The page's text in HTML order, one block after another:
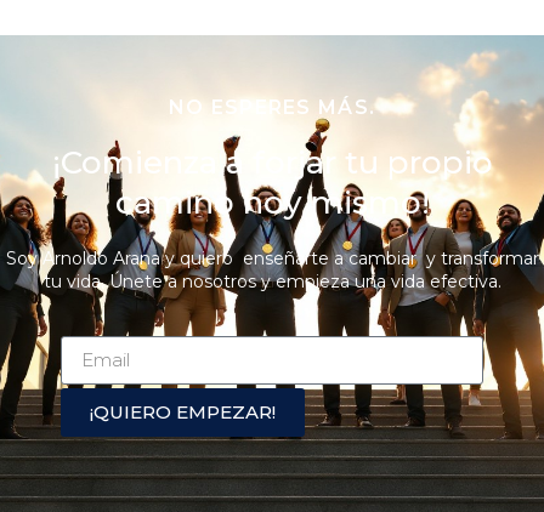
NO ESPERES MÁS.
¡Comienza a forjar tu propio
camino hoy mismo!
Soy Arnoldo Arana y quiero enseñarte a cambiar y transformar
tu vida. Únete a nosotros y empieza una vida efectiva.
¡QUIERO EMPEZAR!